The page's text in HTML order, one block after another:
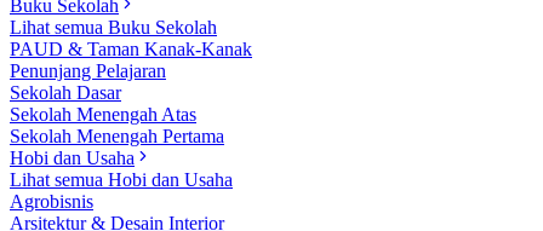
Buku Sekolah
Lihat semua Buku Sekolah
PAUD & Taman Kanak-Kanak
Penunjang Pelajaran
Sekolah Dasar
Sekolah Menengah Atas
Sekolah Menengah Pertama
Hobi dan Usaha
Lihat semua Hobi dan Usaha
Agrobisnis
Arsitektur & Desain Interior